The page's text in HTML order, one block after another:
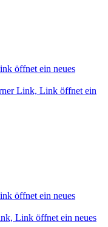
öffnet ein neues
Link, Link öffnet ein
öffnet ein neues
Link öffnet ein neues